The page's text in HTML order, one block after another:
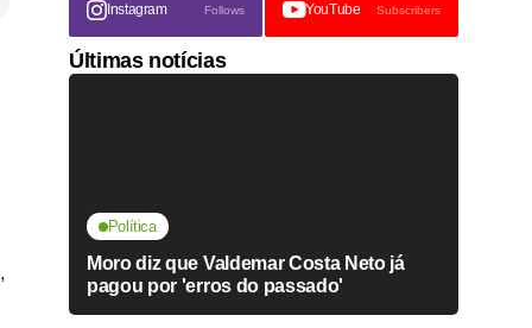
Instagram Follows YouTube Subscribers
Últimas notícias
Política
Moro diz que Valdemar Costa Neto já
pagou por 'erros do passado'